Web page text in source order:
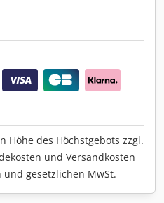
Höhe des Höchstgebots zzgl.
und Versandkosten
gesetzlichen MwSt.